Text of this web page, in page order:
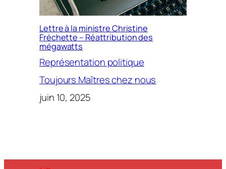
Lettre à la ministre Christine
Fréchette – Réattribution des
mégawatts
Représentation politique
Toujours Maîtres chez nous
juin 10, 2025